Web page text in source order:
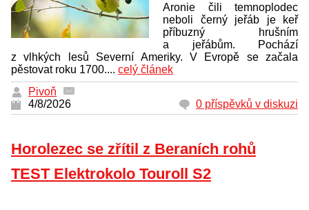
Aronie čili temnoplodec
neboli černý jeřáb je keř
příbuzný hrušním
a jeřábům. Pochází
z vlhkých lesů Severní Ameriky. V Evropě se začala
pěstovat roku 1700.... celý článek
Pivoň
4/8/2026
0 příspěvků v diskuzi
Horolezec se zřítil z Beraních rohů
TEST Elektrokolo Touroll S2